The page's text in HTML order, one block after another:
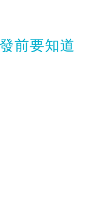
前要知道